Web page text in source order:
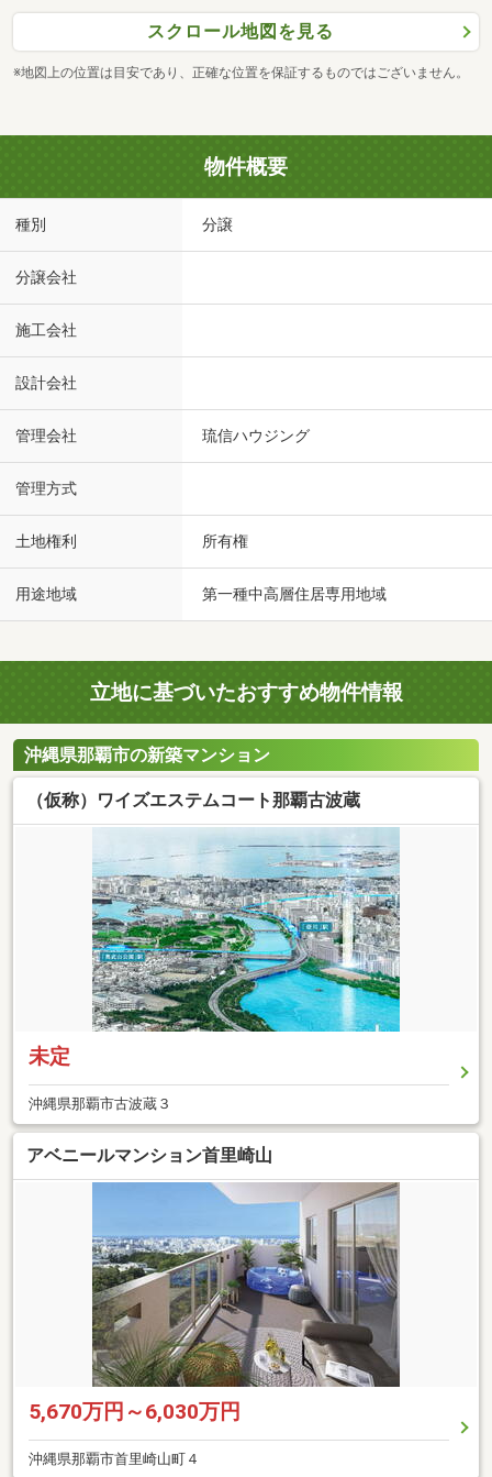
スクロール地図を見る
※地図上の位置は目安であり、正確な位置を保証するものではございません。
物件概要
種別 分譲
分譲会社
施工会社
設計会社
管理会社 琉信ハウジング
管理方式
土地権利 所有権
用途地域 第一種中高層住居専用地域
立地に基づいたおすすめ物件情報
沖縄県那覇市の新築マンション
（仮称）ワイズエステムコート那覇古波蔵
未定
沖縄県那覇市古波蔵３
アベニールマンション首里崎山
5,670万円～6,030万円
沖縄県那覇市首里崎山町４